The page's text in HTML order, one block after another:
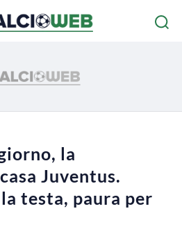
la
Juventus.
testa, paura per